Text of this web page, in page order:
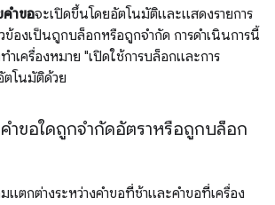
คำขอจะเปิดขึ้นโดยอัตโนมัติและแสดงรายการ
องเป็นถูกบล็อกหรือถูกจำกัด การดำเนินการนี้
ำเครื่องหมาย "เปิดใช้การบล็อกและการ
ตโนมัติด้วย
คำขอใดถูกจำกัดอัตราหรือถูกบล็อก
แตกต่างระหว่างคำขอที่ช้าและคำขอที่เครื่อง